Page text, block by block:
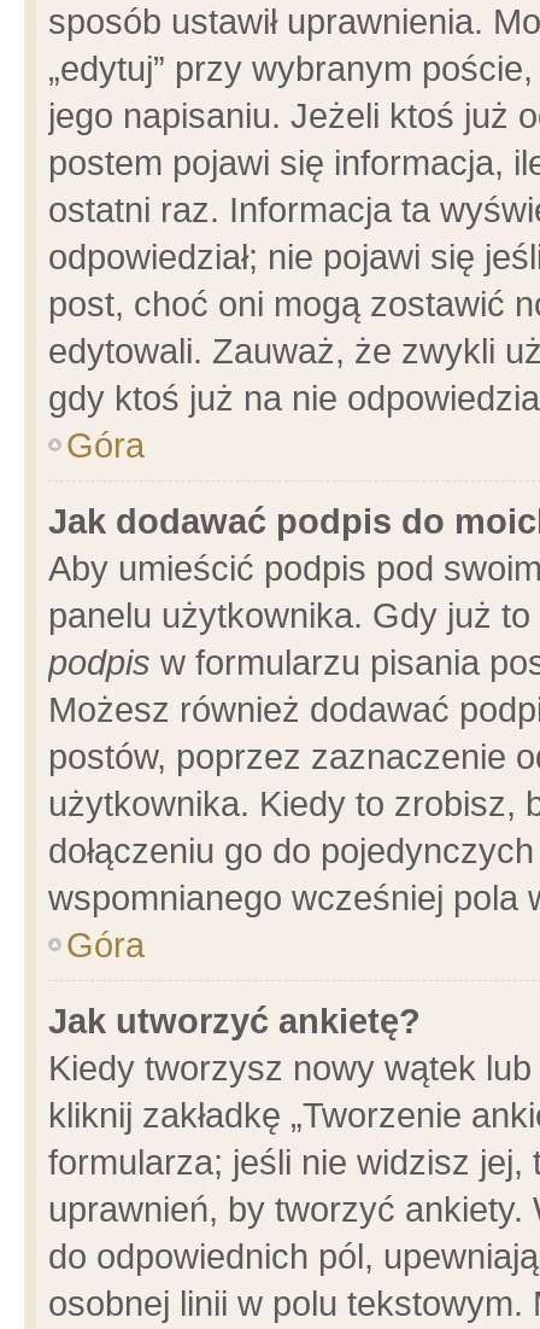
sposób ustawił uprawnienia.
„edytuj” przy wybranym
jego napisaniu. Jeżeli ktoś już
postem pojawi się informacja,
ostatni raz. Informacja ta
odpowiedział; nie pojawi się
post, choć oni mogą zostawić
edytowali. Zauważ, że zwykli
gdy ktoś już na nie
Góra
Jak dodawać podpis do
Aby umieścić podpis pod
panelu użytkownika. Gdy już
podpis w formularzu pisania
Możesz również dodawać
postów, poprzez zaznaczenie
użytkownika. Kiedy to zrobisz,
dołączeniu go do
wspomnianego wcześniej pola
Góra
Jak utworzyć ankietę?
Kiedy tworzysz nowy wątek
kliknij zakładkę „Tworzenie
formularza; jeśli nie widzisz
uprawnień, by tworzyć ankiety.
do odpowiednich pól,
osobnej linii w polu